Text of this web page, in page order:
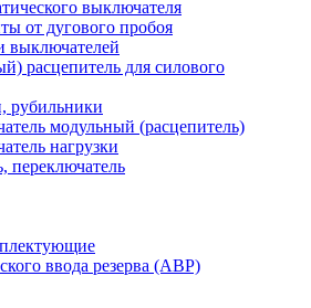
выключателя
от дугового пробоя
выключателей
расцепитель для силового
рубильники
модульный (расцепитель)
нагрузки
переключатель
ввода резерва (АВР)